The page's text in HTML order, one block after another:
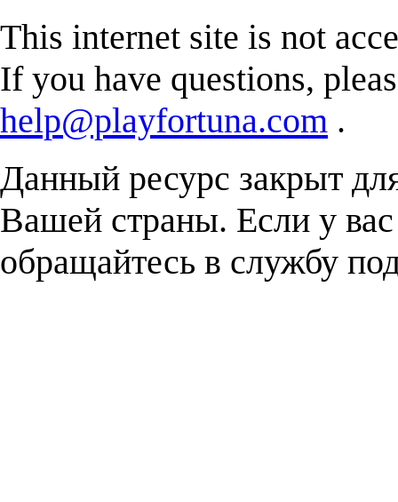
This internet site is not
If you have questions,
help@playfortuna.com .
Данный ресурс закрыт
Вашей страны. Если у
обращайтесь в службу